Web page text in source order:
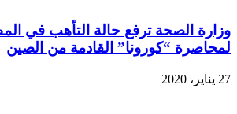
وزارة الصحة ترفع حالة التأهب في
لمحاصرة “كورونا” القادمة من الصين
27 يناير، 2020